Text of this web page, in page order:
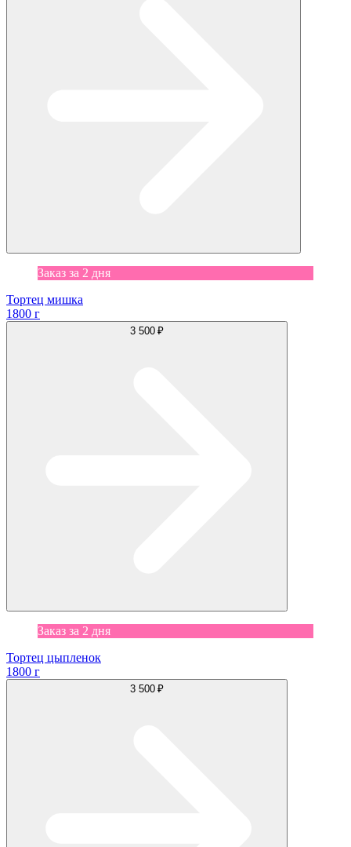
Заказ за 2 дня
Тортец мишка
1800 г
3 500 ₽
Заказ за 2 дня
Тортец цыпленок
1800 г
3 500 ₽